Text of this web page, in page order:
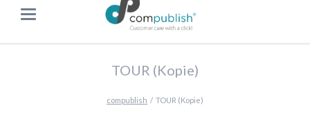
TOUR (Kopie)
compublish TOUR (Kopie)